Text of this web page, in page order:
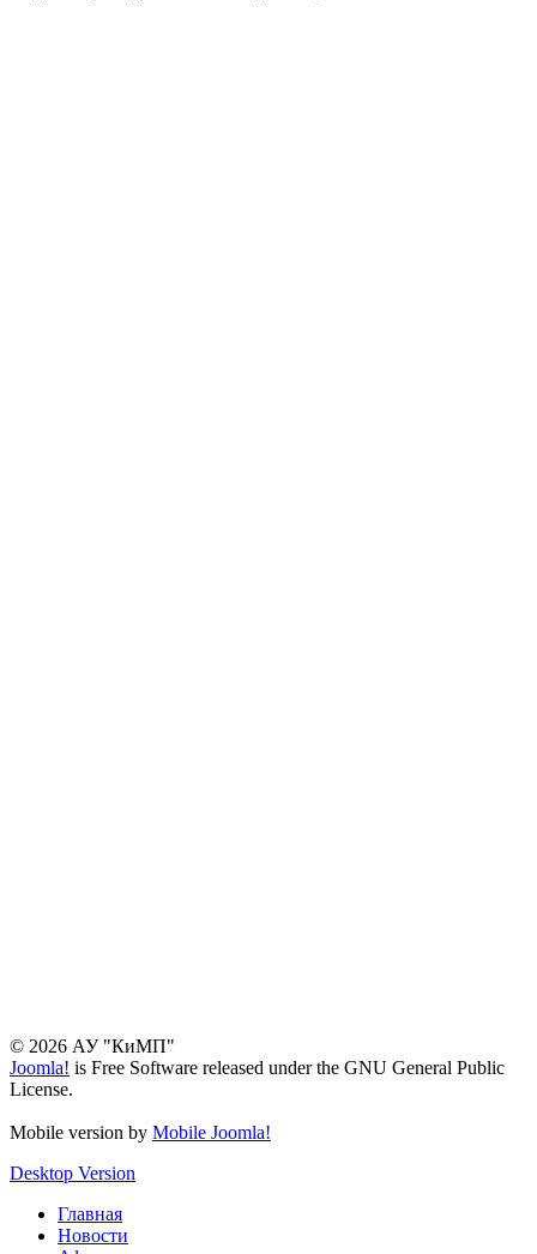
© 2026 АУ "КиМП"
Joomla! is Free Software released under the GNU General Public
License.
Mobile version by Mobile Joomla!
Desktop Version
Главная
Новости